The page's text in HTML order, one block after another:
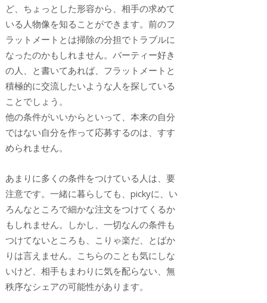
ど、ちょっとした形容から、相手の求めて
いる人物像を知ることができます。前のフ
ラットメートとは掃除の分担でトラブルに
なったのかもしれません。パーティー好き
の人、と書いてあれば、フラットメートと
積極的に交流したいような人を探している
ことでしょう。
他の条件がいいからといって、本来の自分
ではない自分を作って応募するのは、すす
められません。
あまりに多くの条件をつけている人は、要
注意です。一緒に暮らしても、pickyに、い
ろんなところで細かな注文をつけてくるか
もしれません。しかし、一切なんの条件も
つけてないところも、こりゃ楽だ、とばか
りは言えません。こちらのことも気にしな
いけど、相手もまわりに気を配らない、無
秩序なシェアの可能性があります。